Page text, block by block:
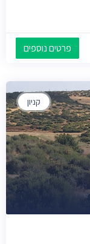
פרטים נוספים
קניון